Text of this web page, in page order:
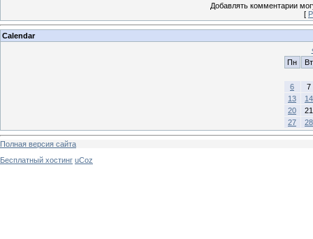
Добавлять комментарии
[
Calendar
Пн
Вт
6
7
13
14
20
21
27
28
Полная версия сайта
Бесплатный хостинг uCoz